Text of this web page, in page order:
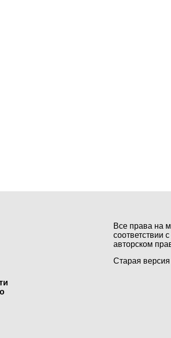
Все права на
соответствии
авторском
Старая версия